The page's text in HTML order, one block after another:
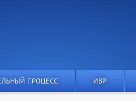
ПРОЦЕСС ИВР